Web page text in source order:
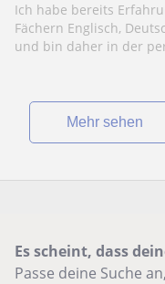
Ich habe bereits
Fächern Englisch,
und bin daher in der
Mehr sehen
Es scheint, dass
Passe deine Suche